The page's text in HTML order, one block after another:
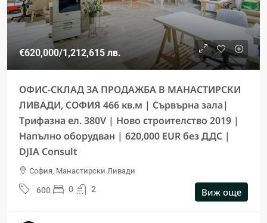
€620,000/1,212,615 лв.
ОФИС-СКЛАД ЗА ПРОДАЖБА В МАНАСTИРСКИ
ЛИВАДИ, СОФИЯ 466 кв.м | Сървърна зала|
Трифазна ел. 380V | Ново строителство 2019 |
Напълно оборудван | 620,000 EUR без ДДС |
DJIA Consult
София, Манастирски Ливади
600 0 2 Виж още